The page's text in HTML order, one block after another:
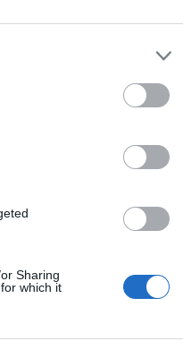
Sharing
which it